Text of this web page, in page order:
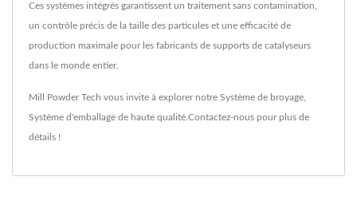
Ces systèmes intégrés garantissent un traitement sans contamination,
un contrôle précis de la taille des particules et une efficacité de
production maximale pour les fabricants de supports de catalyseurs
dans le monde entier.
Mill Powder Tech vous invite à explorer notre Système de broyage
Système d'emballage de haute qualité. Contactez-nous pour plus de
détails !